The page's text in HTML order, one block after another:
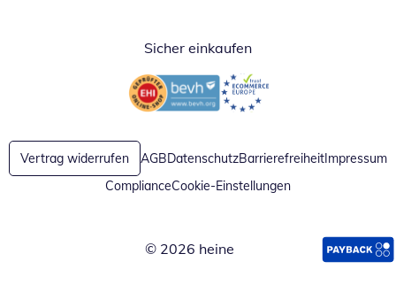
Sicher einkaufen
Öffnet in neuem FensterÖffnet in neuem Fenster
Vertrag widerrufen AGBDatenschutzBarrierefreiheitImpressum
ComplianceCookie-Einstellungen
© 2026 heine